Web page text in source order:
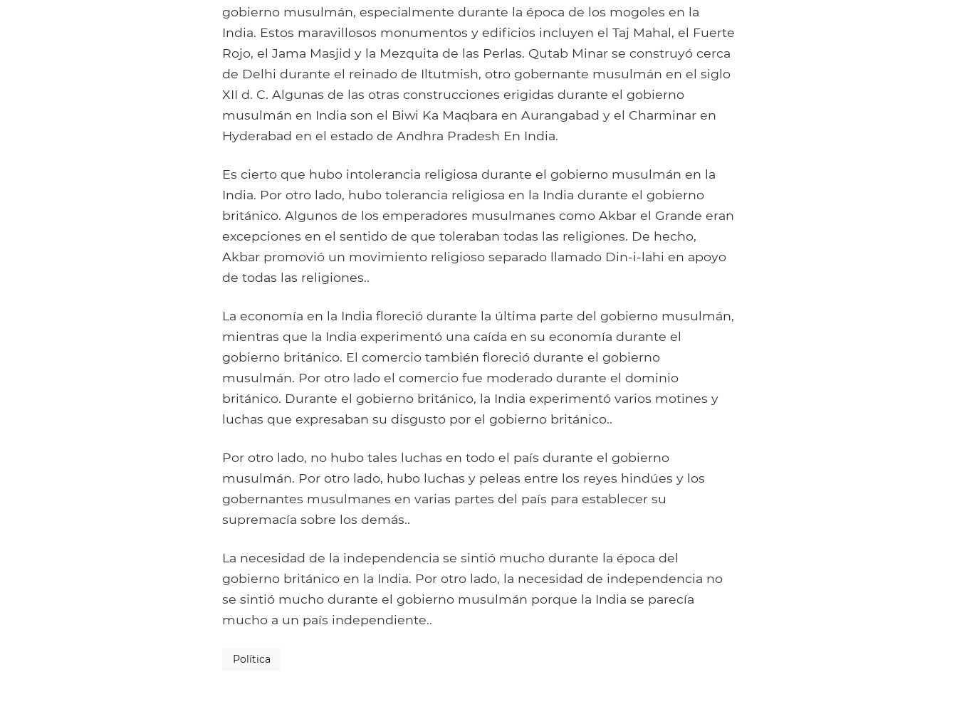
gobierno musulmán, especialmente durante la época de los mogoles en la
India. Estos maravillosos monumentos y edificios incluyen el Taj Mahal, el Fuerte
Rojo, el Jama Masjid y la Mezquita de las Perlas. Qutab Minar se construyó cerca
de Delhi durante el reinado de Iltutmish, otro gobernante musulmán en el siglo
XII d. C. Algunas de las otras construcciones erigidas durante el gobierno
musulmán en India son el Biwi Ka Maqbara en Aurangabad y el Charminar en
Hyderabad en el estado de Andhra Pradesh En India.
Es cierto que hubo intolerancia religiosa durante el gobierno musulmán en la
India. Por otro lado, hubo tolerancia religiosa en la India durante el gobierno
británico. Algunos de los emperadores musulmanes como Akbar el Grande eran
excepciones en el sentido de que toleraban todas las religiones. De hecho,
Akbar promovió un movimiento religioso separado llamado Din-i-lahi en apoyo
de todas las religiones..
La economía en la India floreció durante la última parte del gobierno musulmán,
mientras que la India experimentó una caída en su economía durante el
gobierno británico. El comercio también floreció durante el gobierno
musulmán. Por otro lado el comercio fue moderado durante el dominio
británico. Durante el gobierno británico, la India experimentó varios motines y
luchas que expresaban su disgusto por el gobierno británico..
Por otro lado, no hubo tales luchas en todo el país durante el gobierno
musulmán. Por otro lado, hubo luchas y peleas entre los reyes hindúes y los
gobernantes musulmanes en varias partes del país para establecer su
supremacía sobre los demás..
La necesidad de la independencia se sintió mucho durante la época del
gobierno británico en la India. Por otro lado, la necesidad de independencia no
se sintió mucho durante el gobierno musulmán porque la India se parecía
mucho a un país independiente..
Política